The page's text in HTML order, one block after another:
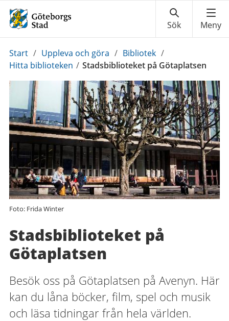
Du
är
Start / Uppleva och göra / Bibliotek /
Hitta biblioteken / Stadsbiblioteket på Götaplatsen
Foto: Frida Winter
Stadsbiblioteket på
Götaplatsen
Besök oss på Götaplatsen på Avenyn. Här
kan du låna böcker, film, spel och musik
och läsa tidningar från hela världen.